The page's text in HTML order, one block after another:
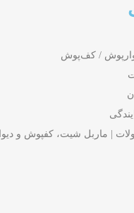
/ کف‌پوش
| ماربل شیت، کفپوش و